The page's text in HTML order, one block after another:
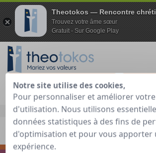
Je teste gratuitement
Accueil»Guide de rencontre chrétienne»
S'INTERROGER
Theotokos — Rencontre
Trouvez votre âme sœur
Gratuit - Sur Google Play
Notre site utilise des cookies,
Pour personnaliser et améliorer
d'utilisation. Nous utilisons
données statistiques à des fins de
d'optimisation et pour vous apporter
expérience.